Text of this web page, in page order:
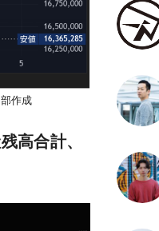
作成
高合計、